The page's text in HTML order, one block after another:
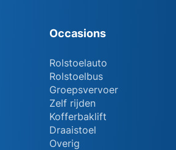
Occasions
Rolstoelauto
Rolstoelbus
Groepsvervoer
Zelf rijden
Kofferbaklift
Draaistoel
Overig